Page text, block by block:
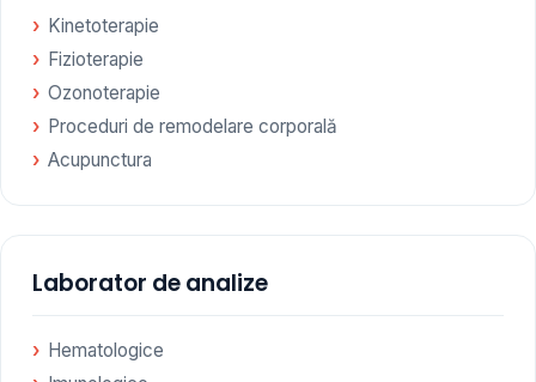
Kinetoterapie
Fizioterapie
Ozonoterapie
Proceduri de remodelare corporală
Acupunctura
Laborator de analize
Hematologice